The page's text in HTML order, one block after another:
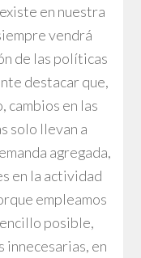
en nuestra
vendrá
de las políticas
destacar que,
cambios en las
solo llevan a
agregada,
en la actividad
empleamos
posible,
innecesarias, en